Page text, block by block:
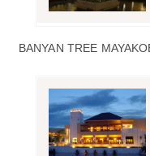
BANYAN TREE